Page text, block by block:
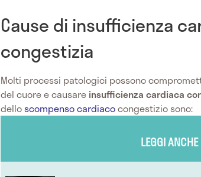
Cause di insufficienza
congestizia
Molti processi patologici possono
del cuore e causare insufficienza cardiaca
delloscompenso cardiacocongestizio sono:
LEGGI ANCHE